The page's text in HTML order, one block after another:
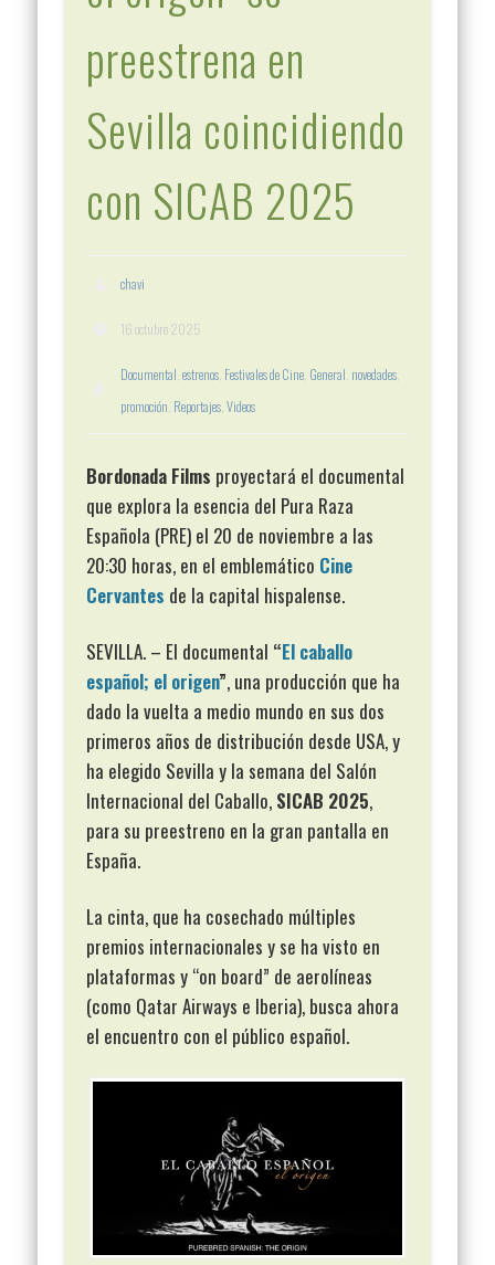
preestrena en
Sevilla coincidiendo
con SICAB 2025
chavi
16 octubre 2025
Documental ,estrenos Festivales de Cine General novedades
promoción Reportajes ,Videos
Bordonada Films proyectará el documental
que explora la esencia del Pura Raza
Española (PRE) el 20 de noviembre a las
20:30 horas, en el emblemático Cine
Cervantes de la capital hispalense.
SEVILLA. – El documental “El caballo
español; el origen”, una producción que ha
dado la vuelta a medio mundo en sus dos
primeros años de distribución desde USA, y
ha elegido Sevilla y la semana del Salón
Internacional del Caballo, SICAB 2025,
para su preestreno en la gran pantalla en
España.
La cinta, que ha cosechado múltiples
premios internacionales y se ha visto en
plataformas y “on board” de aerolíneas
(como Qatar Airways e Iberia), busca ahora
el encuentro con el público español.